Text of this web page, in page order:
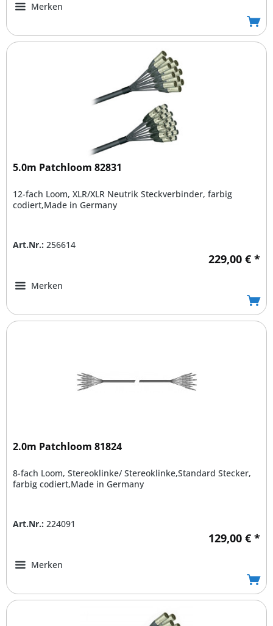
Merken
5.0m Patchloom 82831
12-fach Loom, XLR/XLR Neutrik Steckverbinder, farbig
codiert,Made in Germany
Art.Nr.: 256614
229,00 € *
Merken
2.0m Patchloom 81824
8-fach Loom, Stereoklinke/ Stereoklinke,Standard Stecker,
farbig codiert,Made in Germany
Art.Nr.: 224091
129,00 € *
Merken